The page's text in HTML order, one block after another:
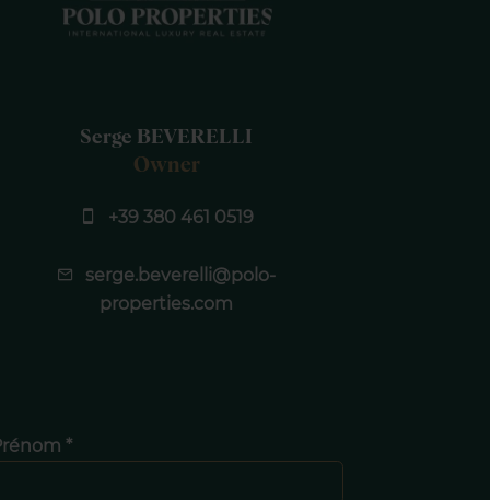
Serge BEVERELLI
Owner
+39 380 461 0519
serge.beverelli@polo-
properties.com
*